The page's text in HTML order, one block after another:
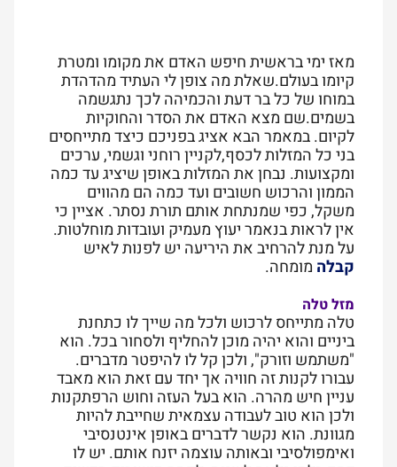
מאז ימי בראשית חיפש האדם את מקומו ומטרת
קיומו בעולם.שאלת מה צופן לי העתיד מהדהדת
במוחו של כל בר דעת והכמיהה לכך נתגשמה
בשמים.שם מצא האדם את הסדר והחוקיות
לקיום. במאמר הבא אציג בפניכם כיצד מתייחסים
בני כל המזלות לכסף,לקניין רוחני וגשמי, ערכים
ומקצועות. נבחן את המזלות באופן שיציג עד כמה
הממון והרכוש חשובים ועד כמה הם מהווים
משקל, כפי שמנתחת אותם תורת נסתר. אציין כי
אין לראות בנאמר יעוץ מעמיק ועובדות מוחלטות.
על מנת להרחיב את היריעה יש לפנות לאיש
קבלה מומחה.
מזל טלה
טלה מתייחס לרכוש ולכל מה שייך לו כתחנת
ביניים והוא יהיה מוכן להחליף ולסחור בכל. הוא
"משתמש וזורק", ולכן קל לו להיפטר מדברים.
עבורו לקנות זה חוויה אך יחד עם זאת הוא מאבד
עניין חיש מהרה. הוא בעל העזה וחוש הרפתקנות
ולכן הוא טוב לעבודה עצמאית שחייבת להיות
מגוונת. הוא נקשר לדברים באופן אינטנסיבי
ואימפולסיבי ובאותה עוצמה יזנח אותם. יש לו